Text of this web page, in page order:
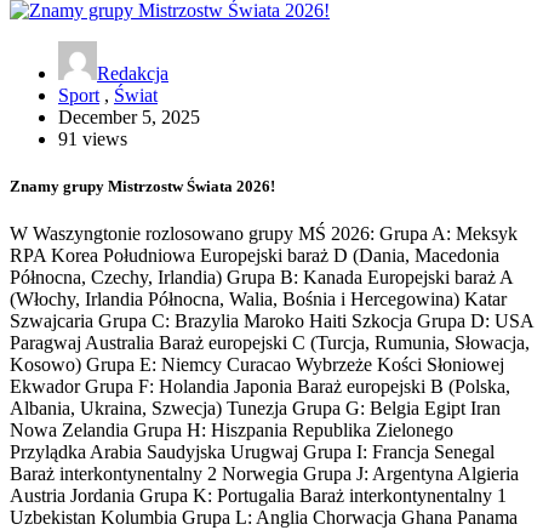
Redakcja
Sport , Świat
December 5, 2025
91 views
Znamy grupy Mistrzostw Świata 2026!
W Waszyngtonie rozlosowano grupy MŚ 2026: Grupa A: Meksyk
RPA Korea Południowa Europejski baraż D (Dania, Macedonia
Północna, Czechy, Irlandia) Grupa B: Kanada Europejski baraż A
(Włochy, Irlandia Północna, Walia, Bośnia i Hercegowina) Katar
Szwajcaria Grupa C: Brazylia Maroko Haiti Szkocja Grupa D: USA
Paragwaj Australia Baraż europejski C (Turcja, Rumunia, Słowacja,
Kosowo) Grupa E: Niemcy Curacao Wybrzeże Kości Słoniowej
Ekwador Grupa F: Holandia Japonia Baraż europejski B (Polska,
Albania, Ukraina, Szwecja) Tunezja Grupa G: Belgia Egipt Iran
Nowa Zelandia Grupa H: Hiszpania Republika Zielonego
Przylądka Arabia Saudyjska Urugwaj Grupa I: Francja Senegal
Baraż interkontynentalny 2 Norwegia Grupa J: Argentyna Algieria
Austria Jordania Grupa K: Portugalia Baraż interkontynentalny 1
Uzbekistan Kolumbia Grupa L: Anglia Chorwacja Ghana Panama